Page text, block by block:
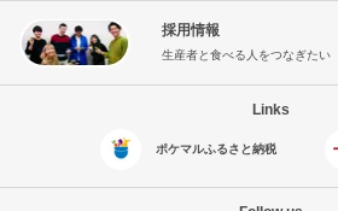
採用情報
生産者と食べる人をつなぎたい
Links
ポケマルふるさと納税